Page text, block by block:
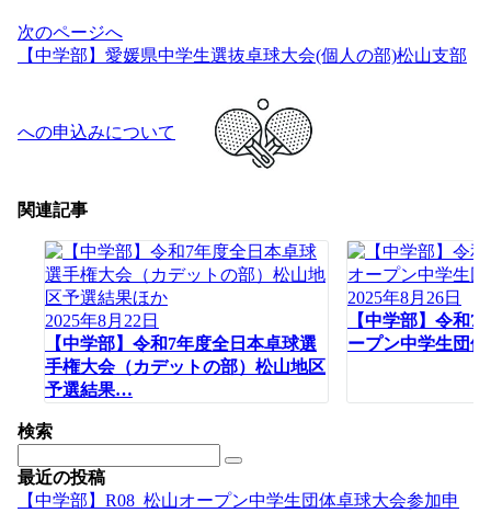
次のページへ
【中学部】愛媛県中学生選抜卓球大会(個人の部)松山支部
への申込みについて
関連記事
2025年8月22日
【中学部】令和7年度全日本卓球選
手権大会（カデットの部）松山地区
予選結果…
2025年8月26日
【中学部】令和7
ープン中学生団
検索
最近の投稿
【中学部】R08_松山オープン中学生団体卓球大会参加申